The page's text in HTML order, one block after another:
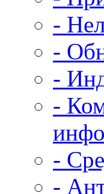
-
-
-
-
-
-